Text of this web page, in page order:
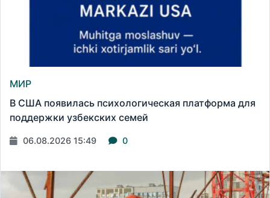
МИР
В США появилась психологическая платформа для
поддержки узбекских семей
06.08.2026 15:49 0